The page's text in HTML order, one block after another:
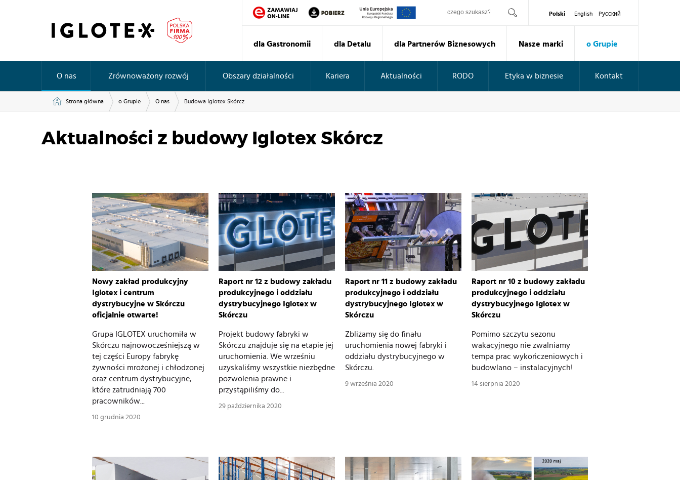
Polski English Pусский
dla Gastronomii dla Detalu dla Partnerów Biznesowych Nasze marki o Grupie
O nas Zrównoważony rozwój Obszary działalności Kariera Aktualności RODO Etyka w biznesie Kontakt
Strona główna o Grupie O nas Budowa Iglotex Skórcz
Aktualności z budowy Iglotex Skórcz
Nowy zakład produkcyjny
Iglotex i centrum
dystrybucyjne w Skórczu
oficjalnie otwarte!
Grupa IGLOTEX uruchomiła w
Skórczu najnowocześniejszą w
tej części Europy fabrykę
żywności mrożonej i chłodzonej
oraz centrum dystrybucyjne,
które zatrudniają 700
pracowników...
10 grudnia 2020
Raport nr 12 z budowy zakładu
produkcyjnego i oddziału
dystrybucyjnego Iglotex w
Skórczu
Projekt budowy fabryki w
Skórczu znajduje się na etapie jej
uruchomienia. We wrześniu
uzyskaliśmy wszystkie niezbędne
pozwolenia prawne i
przystąpiliśmy do...
29 października 2020
Raport nr 11 z budowy zakładu
produkcyjnego i oddziału
dystrybucyjnego Iglotex w
Skórczu
Zbliżamy się do finału
uruchomienia nowej fabryki i
oddziału dystrybucyjnego w
Skórczu.
9 września 2020
Raport nr 10 z budowy zakładu
produkcyjnego i oddziału
dystrybucyjnego Iglotex w
Skórczu
Pomimo szczytu sezonu
wakacyjnego nie zwalniamy
tempa prac wykończeniowych i
budowlano – instalacyjnych!
14 sierpnia 2020